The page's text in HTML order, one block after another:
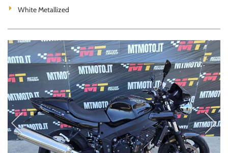
White Metallized